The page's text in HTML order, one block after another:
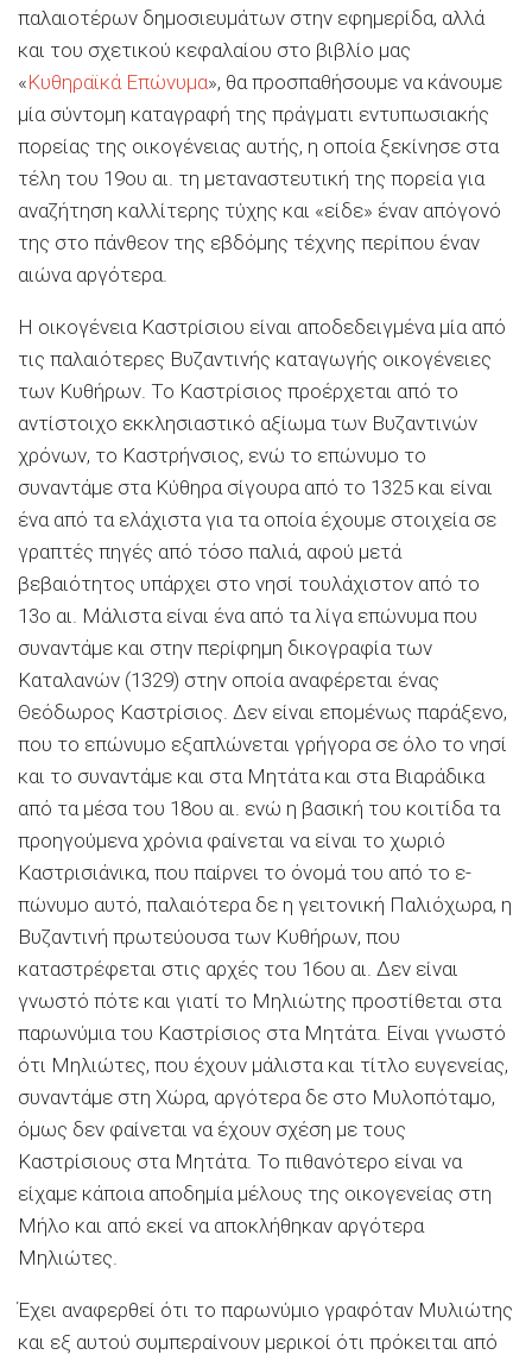
παλαιοτέρων δημοσιευμάτων στην εφημερί­δα, αλλά
και του σχετικού κεφαλαίου στο βιβλίο μας
«Κυθηραϊκά Επώνυμα», θα προσπαθήσουμε να κάνουμε
μία σύντομη καταγραφή της πράγματι εντυπωσιακής
πορείας της οικογένειας αυτής, η οποία ξεκίνησε στα
τέλη του 19ου αι. τη μεταναστευτική της πορεία για
αναζήτηση καλλίτερης τύχης και «είδε» έναν απόγονό
της στο πάνθεον της εβδόμης τέχνης περίπου έναν
αιώνα αργότε­ρα.
Η οικογένεια Καστρίσιου είναι αποδεδειγμένα μία από
τις παλαιότερες Βυζαντινής καταγωγής οικογένειες
των Κυθήρων. Το Καστρίσιος προέρχεται από το
αντίστοιχο εκκλησιαστικό αξίωμα των Βυζαντινών
χρόνων, το Καστρήνσιος, ενώ το επώνυμο το
συναντάμε στα Κύθηρα σίγουρα α­πό το 1325 και είναι
ένα από τα ελάχιστα για τα οποία έχου­με στοιχεία σε
γραπτές πηγές από τόσο παλιά, αφού μετά
βεβαιότητος υπάρχει στο νησί τουλάχιστον από το
13ο αι. Μάλιστα είναι ένα από τα λίγα επώνυμα που
συναντάμε και στην περίφημη δικογραφία των
Καταλανών (1329) στην ο­ποία αναφέρεται ένας
Θεόδωρος Καστρίσιος. Δεν είναι επο­μένως παράξενο,
που το επώνυμο εξαπλώνεται γρήγορα σε όλο το νησί
και το συναντάμε και στα Μητάτα και στα Βιαράδικα
από τα μέσα του 18ου αι. ενώ η βασική του κοιτίδα τα
προηγούμενα χρόνια φαίνεται να είναι το χωριό
Καστρισιάνικα, που παίρνει το ό­νομά του από το ε­
πώνυμο αυτό, παλαιότερα δε η γειτονική Παλιόχωρα, η
Βυζα­ντινή πρωτεύουσα των Κυθήρων, που
καταστρέφεται στις αρχές του 16ου αι. Δεν είναι
γνωστό πότε και γιατί το Μηλιώτης προστίθεται στα
παρωνύμια του Καστρίσιος στα Μητάτα. Είναι γνωστό
ό­τι Μηλιώτες, που έχουν μάλιστα και τίτλο ευγενείας,
συνα­ντάμε στη Χώρα, αργότερα δε στο Μυλοπόταμο,
όμως δεν φαίνεται να έχουν σχέση με τους
Καστρίσιους στα Μητάτα. Το πιθανότερο είναι να
είχαμε κάποια αποδημία μέλους της οικογενείας στη
Μήλο και από εκεί να αποκλήθηκαν αργότε­ρα
Μηλιώτες.
Έχει αναφερθεί ότι το παρωνύμιο γραφόταν Μυλιώτης
και εξ αυτού συμπεραίνουν μερικοί ότι πρόκειται από